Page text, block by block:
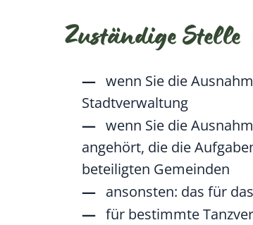
Zuständige Stelle
wenn Sie die
Stadtverwaltung
wenn Sie die
angehört, die die
beteiligten Gemeinden
ansonsten: das für
für bestimmte